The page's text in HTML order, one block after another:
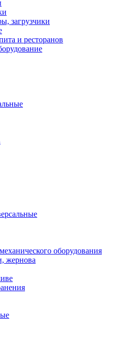
загрузчики
и ресторанов
оборудования
жернова